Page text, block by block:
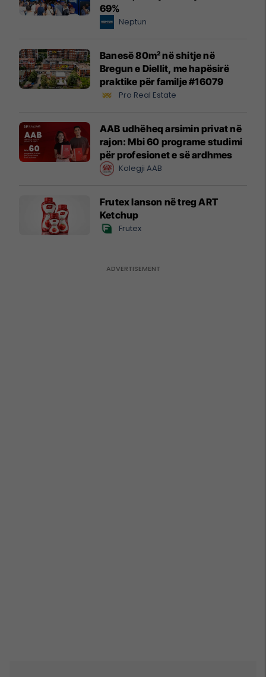
69%
Neptun
Banesë 80m² në shitje në
Bregun e Diellit, me hapësirë
praktike për familje #16079
Pro Real Estate
AAB udhëheq arsimin privat në
rajon: Mbi 60 programe studimi
për profesionet e së ardhmes
Kolegji AAB
Frutex lanson në treg ART
Ketchup
Frutex